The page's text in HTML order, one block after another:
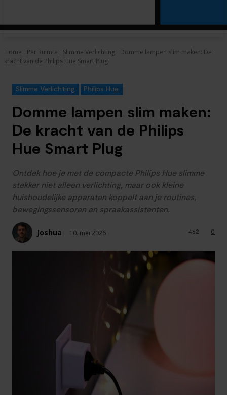
Home Per Ruimte Slimme Verlichting
Domme lampen slim maken: De
kracht van de Philips Hue Smart Plug
Slimme Verlichting Philips Hue
Domme lampen slim maken:
De kracht van de Philips
Hue Smart Plug
Ontdek hoe je met de compacte Philips Hue slimme
stekker niet alleen verlichting, maar ook kleine
huishoudelijke apparaten koppelt aan je routines,
bewegingssensoren en spraakassistenten.
Joshua 10. mei 2026 0
462